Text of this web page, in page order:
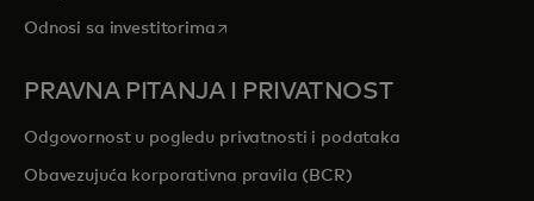
Odnosi sa investitorimaopens in a new tab
PRAVNA PITANJA I PRIVATNOST
Odgovornost u pogledu privatnosti i podataka
Obavezujuća korporativna pravila (BCR)